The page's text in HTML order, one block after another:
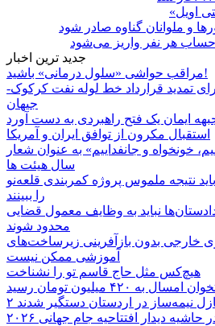
اویل»
و ملوانان گناوه صادر شود
جدید ترین اخبار
مراقب حواشی «سلول درمانی» باشید!
تمدید قرارداد خط لوله نفت کرکوک-
جیهان
ایمان یک فتح راهبردی به دست آورد
استقبال مکرون از توافق ایران و آمریکا
خونخواه و جانفداییم» به عنوان شعار
سال هیئت ها
نتیجه ملموس پروژه کمربندی قلعه‌نو
را ببینند
نباید به وظایف معمول قضایی
محدود شوند
خارجی بدون بازآفرینی زیرساخت‌های
آموزشی ممکن نیست
هیچ‌کس مثل حاج قاسم تو را نشناخت
۴۲۰ میلیون تومان رسید
نیمه‌ساز در اردستان دستگیر شدند
دیدار افتتاحیه جام جهانی ۲۰۲۶